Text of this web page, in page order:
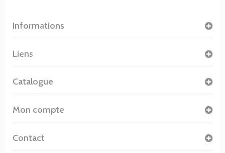
Informations
Liens
Catalogue
Mon compte
Contact